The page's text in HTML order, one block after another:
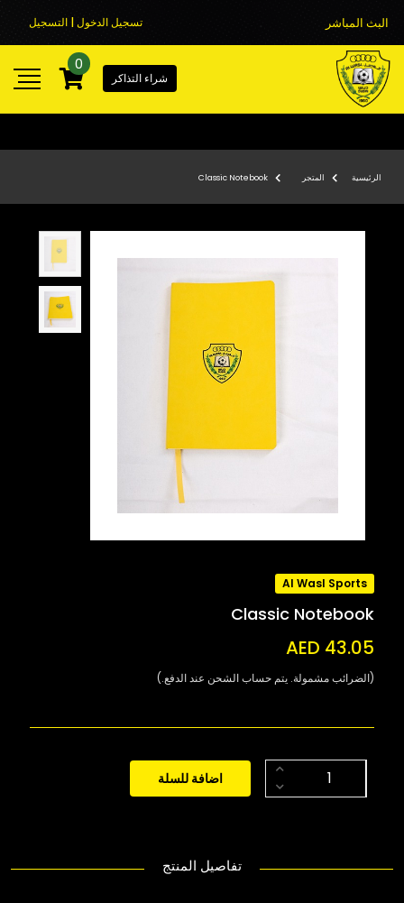
البث المباشر تسجيل الدخول | التسجيل
شراء التذاكر
0
الرئيسية المتجر Classic Notebook
Al Wasl Sports
Classic Notebook
AED 43.05
(الضرائب مشمولة. يتم حساب الشحن عند الدفع.)
اضافة للسلة
تفاصيل المنتج